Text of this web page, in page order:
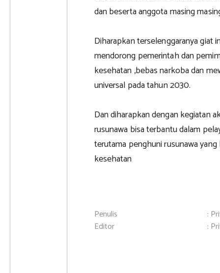
dan beserta anggota masing
Diharapkan terselenggaranya giat
mendorong pemerintah dan
kesehatan ,bebas narkoba dan
universal pada tahun 2030.
Dan diharapkan dengan kegiatan
rusunawa bisa terbantu dalam
terutama penghuni rusunawa
kesehatan
Penulis
:
Editor
: